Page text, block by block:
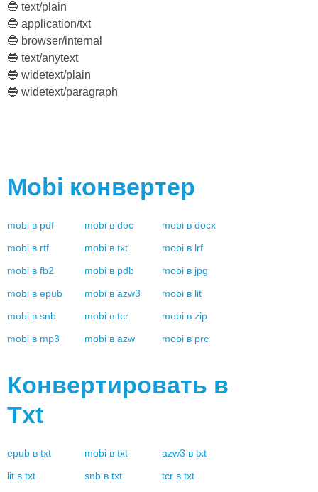
🔵 text/plain
🔵 application/txt
🔵 browser/internal
🔵 text/anytext
🔵 widetext/plain
🔵 widetext/paragraph
Mobi конвертер
mobi в pdf mobi в doc mobi в docx
mobi в rtf mobi в txt mobi в lrf
mobi в fb2 mobi в pdb mobi в jpg
mobi в epub mobi в azw3 mobi в lit
mobi в snb mobi в tcr mobi в zip
mobi в mp3 mobi в azw mobi в prc
Конвертировать в
Txt
epub в txt mobi в txt azw3 в txt
lit в txt snb в txt tcr в txt